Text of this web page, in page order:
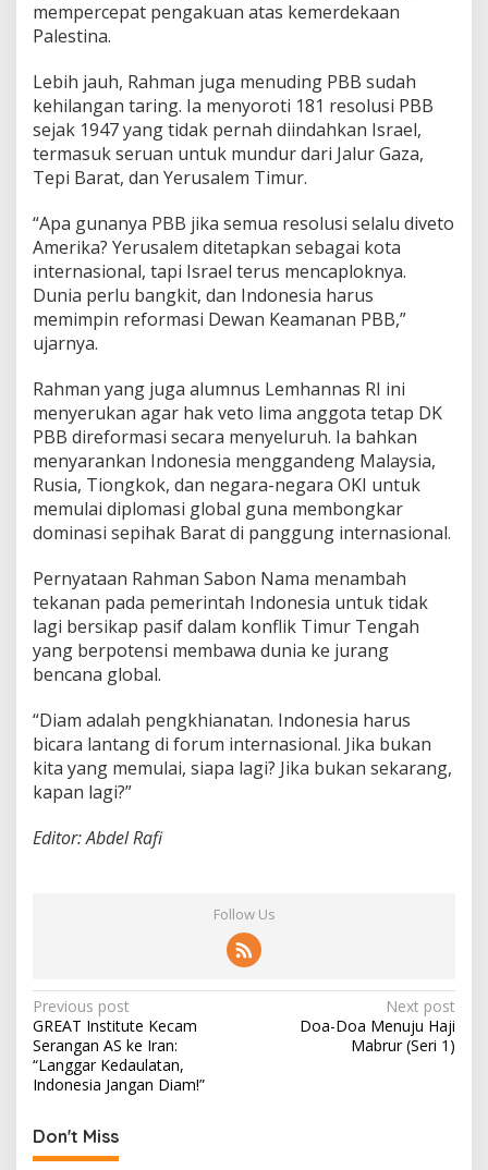
mempercepat pengakuan atas kemerdekaan
Palestina.
Lebih jauh, Rahman juga menuding PBB sudah
kehilangan taring. Ia menyoroti 181 resolusi PBB
sejak 1947 yang tidak pernah diindahkan Israel,
termasuk seruan untuk mundur dari Jalur Gaza,
Tepi Barat, dan Yerusalem Timur.
“Apa gunanya PBB jika semua resolusi selalu diveto
Amerika? Yerusalem ditetapkan sebagai kota
internasional, tapi Israel terus mencaploknya.
Dunia perlu bangkit, dan Indonesia harus
memimpin reformasi Dewan Keamanan PBB,”
ujarnya.
Rahman yang juga alumnus Lemhannas RI ini
menyerukan agar hak veto lima anggota tetap DK
PBB direformasi secara menyeluruh. Ia bahkan
menyarankan Indonesia menggandeng Malaysia,
Rusia, Tiongkok, dan negara-negara OKI untuk
memulai diplomasi global guna membongkar
dominasi sepihak Barat di panggung internasional.
Pernyataan Rahman Sabon Nama menambah
tekanan pada pemerintah Indonesia untuk tidak
lagi bersikap pasif dalam konflik Timur Tengah
yang berpotensi membawa dunia ke jurang
bencana global.
“Diam adalah pengkhianatan. Indonesia harus
bicara lantang di forum internasional. Jika bukan
kita yang memulai, siapa lagi? Jika bukan sekarang,
kapan lagi?”
Editor: Abdel Rafi
Follow Us
P
o
s
n
Previous post
GREAT Institute Kecam
Serangan AS ke Iran:
“Langgar Kedaulatan,
Indonesia Jangan Diam!”
Next post
Doa-Doa Menuju Haji
Mabrur (Seri 1)
Don't Miss